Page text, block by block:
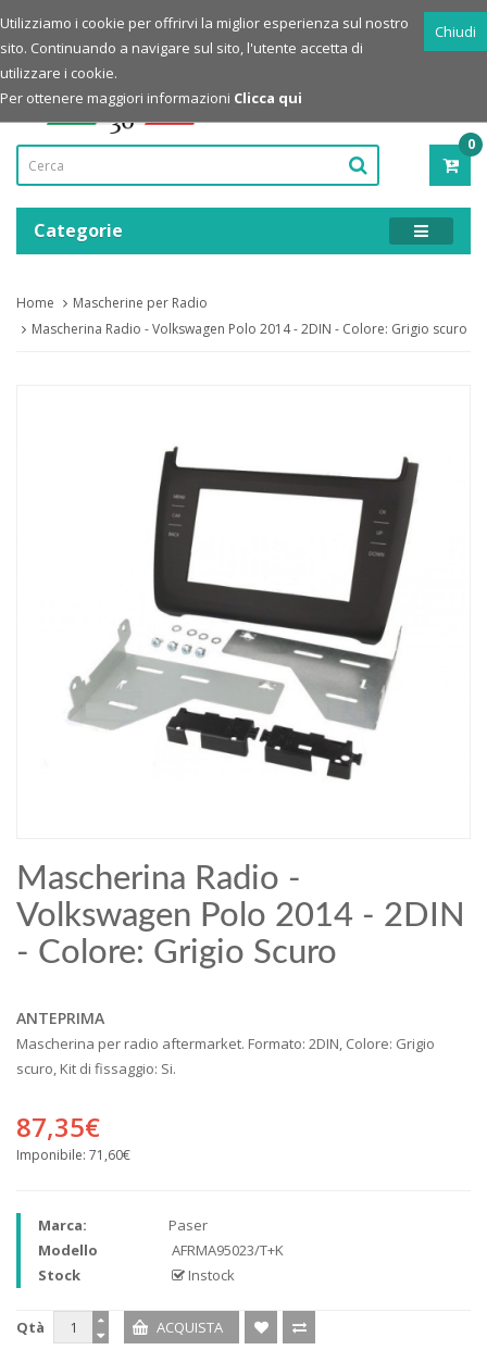
Login
Registrazione
Powered by
0
-
Categorie
Home
Mascherine per Radio
Mascherina Radio - Volkswagen Polo 2014 - 2DIN - Colore: Grigio scuro
Mascherina Radio -
Volkswagen Polo 2014 - 2DIN
- Colore: Grigio Scuro
ANTEPRIMA
Mascherina per radio aftermarket. Formato: 2DIN, Colore: Grigio
scuro, Kit di fissaggio: Si.
87,35€
Imponibile: 71,60€
Marca:
Paser
Modello
AFRMA95023/T+K
Stock
Instock
Qtà
Chiudi
Utilizziamo i cookie per offrirvi la miglior esperienza sul nostro
sito. Continuando a navigare sul sito, l'utente accetta di
utilizzare i cookie.
Per ottenere maggiori informazioni Clicca qui